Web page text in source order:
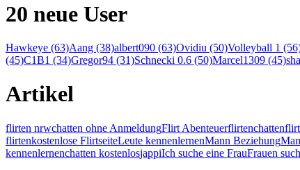
20 neue User
Hawkeye (63)Aang (38)albert090 (63)Ovidiu (50)Volleyball 1
(45)C1B1 (34)Gregor94 (31)Schnecki 0.6 (50)Marcel1309 (45)
Artikel
flirten nrwchatten ohne AnmeldungFlirt Abenteuerflirtenchatten
flirtenkostenlose FlirtseiteLeute kennenlernenMann Beziehung
kennenlernenchatten kostenlosjappiIch suche eine FrauFrauen